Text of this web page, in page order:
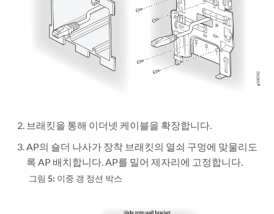
브래킷을 통해 이더넷 케이블을 확장합니다.
AP의 숄더 나사가 장착 브래킷의 열쇠 구멍에 맞물리도
록 AP 배치합니다. AP를 밀어 제자리에 고정합니다.
그림 5: 이중 갱 정션 박스